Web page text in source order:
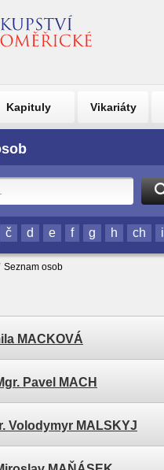
Kapituly Vikariáty
č d e f g h ch i
Seznam osob
MACKOVÁ
Pavel MACH
Volodymyr MALSKYJ